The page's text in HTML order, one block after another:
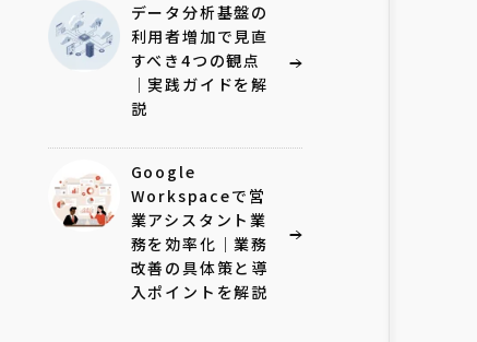
データ分析基盤の
利用者増加で見直
すべき4つの観点
｜実践ガイドを解
説
Google
Workspaceで営
業アシスタント業
務を効率化｜業務
改善の具体策と導
入ポイントを解説